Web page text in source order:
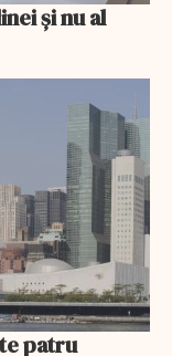
și nu al
patru